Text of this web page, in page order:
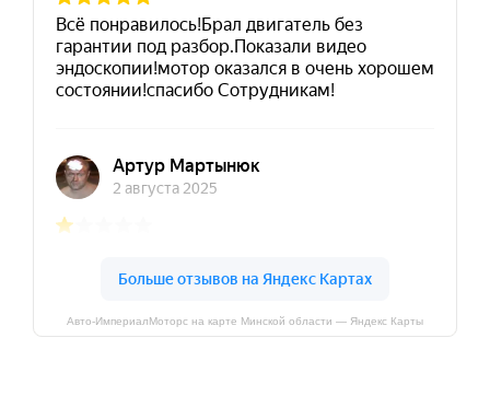
Авто-ИмпериалМоторс на карте Минской области — Яндекс Карты